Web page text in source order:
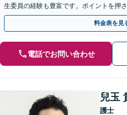
生委員の経験も豊富です。ポイントを押
続きが進むよう、尽力します【京都市役
料金表を見
電話でお問い合わせ
兒玉
護士